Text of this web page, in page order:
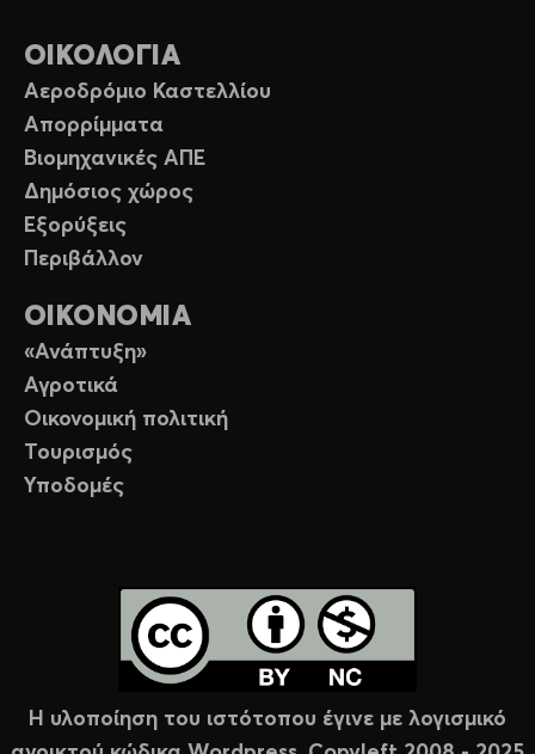
ΟΙΚΟΛΟΓΙΑ
Αεροδρόμιο Καστελλίου
Απορρίμματα
Βιομηχανικές ΑΠΕ
Δημόσιος χώρος
Εξορύξεις
Περιβάλλον
ΟΙΚΟΝΟΜΙΑ
«Ανάπτυξη»
Αγροτικά
Οικονομική πολιτική
Τουρισμός
Υποδομές
Η υλοποίηση του ιστότοπου έγινε με λογισμικό